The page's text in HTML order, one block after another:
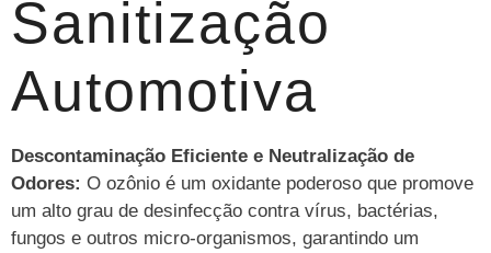
Sanitização
Automotiva
Descontaminação Eficiente e Neutralização de
Odores: O ozônio é um oxidante poderoso que promove
um alto grau de desinfecção contra vírus, bactérias,
fungos e outros micro-organismos, garantindo um